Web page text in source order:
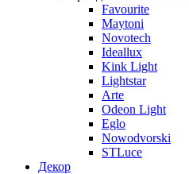
Favourite
Maytoni
Novotech
Ideallux
Kink Light
Lightstar
Arte
Odeon Light
Eglo
Nowodvorski
STLuce
Декор